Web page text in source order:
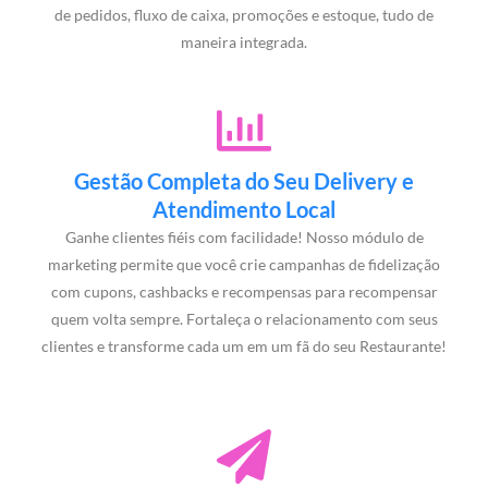
de pedidos, fluxo de caixa, promoções e estoque, tudo de
maneira integrada.
Gestão Completa do Seu Delivery e
Atendimento Local
Ganhe clientes fiéis com facilidade! Nosso módulo de
marketing permite que você crie campanhas de fidelização
com cupons, cashbacks e recompensas para recompensar
quem volta sempre. Fortaleça o relacionamento com seus
clientes e transforme cada um em um fã do seu Restaurante!